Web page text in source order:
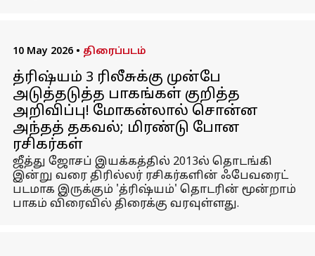
10 May 2026 • திரைப்படம்
த்ரிஷ்யம் 3 ரிலீசுக்கு முன்பே
அடுத்தடுத்த பாகங்கள் குறித்த
அறிவிப்பு! மோகன்லால் சொன்ன
அந்தத் தகவல்; மிரண்டு போன
ரசிகர்கள்
ஜீத்து ஜோசப் இயக்கத்தில் 2013ல் தொடங்கி
இன்று வரை திரில்லர் ரசிகர்களின் ஃபேவரைட்
படமாக இருக்கும் 'த்ரிஷ்யம்' தொடரின் மூன்றாம்
பாகம் விரைவில் திரைக்கு வரவுள்ளது.